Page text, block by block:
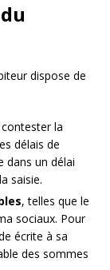
dispose de
la
délais de
dans un délai
saisie.
, telles que le
sociaux. Pour
écrite à sa
des sommes